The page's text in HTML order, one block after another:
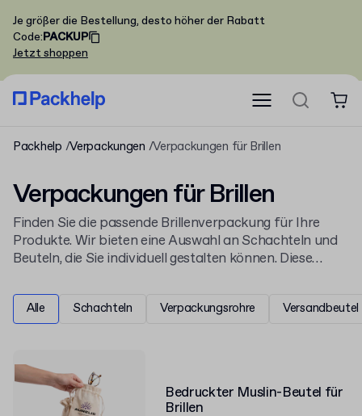
Je größer die Bestellung, desto höher der Rabatt
Code:PACKUP
Jetzt shoppen
Packhelp Verpackungen Verpackungen für Brillen
Verpackungen für Brillen
Finden Sie die passende Brillenverpackung für Ihre
Produkte. Wir bieten eine Auswahl an Schachteln und
Beuteln, die Sie individuell gestalten können. Diese
und Modeverpackungen
Versand und im Geschäft.
Alle Schachteln Verpackungsrohre Versandbeutel
Bedruckter Muslin-Beutel für
Brillen